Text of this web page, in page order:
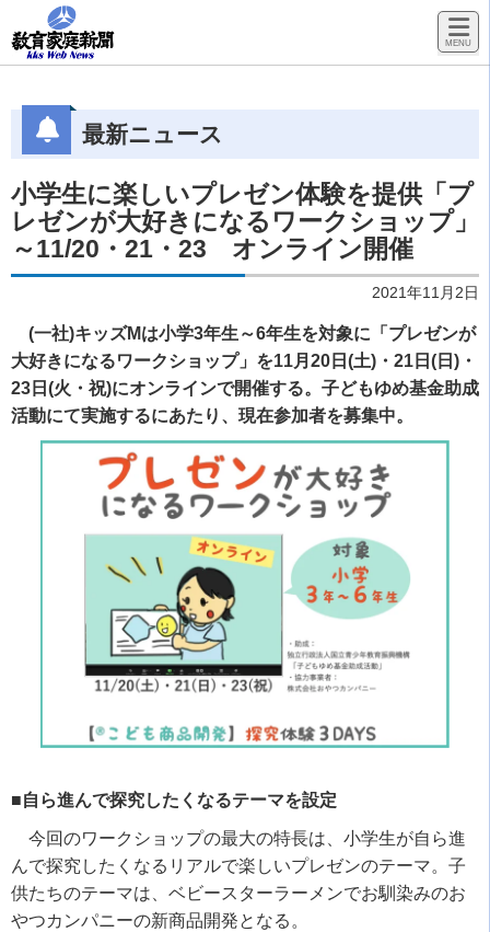
最新ニュース
小学生に楽しいプレゼン体験を提供「プ
レゼンが大好きになるワークショップ」
～11/20・21・23 オンライン開催
2021年11月2日
(一社)キッズMは小学3年生～6年生を対象に「プレゼンが
大好きになるワークショップ」を11月20日(土)・21日(日)・
23日(火・祝)にオンラインで開催する。子どもゆめ基金助成
活動にて実施するにあたり、現在参加者を募集中。
■自ら進んで探究したくなるテーマを設定
今回のワークショップの最大の特長は、小学生が自ら進
んで探究したくなるリアルで楽しいプレゼンのテーマ。子
供たちのテーマは、ベビースターラーメンでお馴染みのお
やつカンパニーの新商品開発となる。